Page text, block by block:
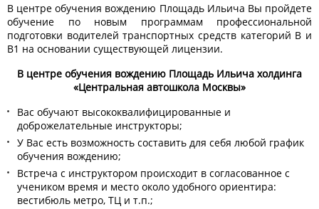
В центре обучения вождению Площадь Ильича Вы пройдете
обучение по новым программам профессиональной
подготовки водителей транспортных средств категорий B и
B1 на основании существующей лицензии.
В центре обучения вождению Площадь Ильича холдинга
«Центральная автошкола Москвы»
Вас обучают высококвалифицированные и
доброжелательные инструкторы;
У Вас есть возможность составить для себя любой график
обучения вождению;
Встреча с инструктором происходит в согласованное с
учеником время и место около удобного ориентира:
вестибюль метро, ТЦ и т.п.;